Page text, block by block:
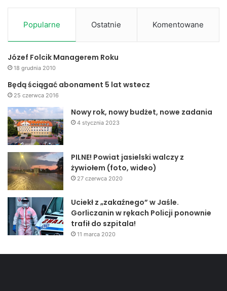
Popularne Ostatnie Komentowane
Józef Folcik Managerem Roku
18 grudnia 2010
Będą ściągać abonament 5 lat wstecz
25 czerwca 2016
Nowy rok, nowy budżet, nowe zadania
4 stycznia 2023
PILNE! Powiat jasielski walczy z
żywiołem (foto, wideo)
27 czerwca 2020
Uciekł z „zakaźnego” w Jaśle.
Gorliczanin w rękach Policji ponownie
trafił do szpitala!
11 marca 2020